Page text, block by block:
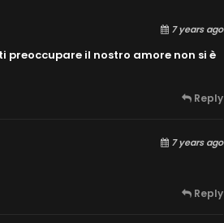
7 years ago
preoccupare il nostro amore non si è
Reply
7 years ago
Reply